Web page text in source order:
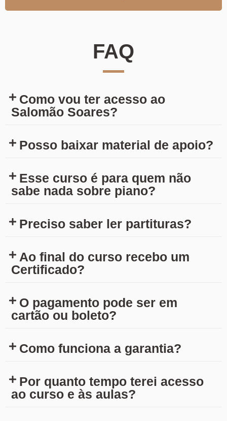
FAQ
Como vou ter acesso ao
Salomão Soares?
Posso baixar material de apoio?
Esse curso é para quem não
sabe nada sobre piano?
Preciso saber ler partituras?
Ao final do curso recebo um
Certificado?
O pagamento pode ser em
cartão ou boleto?
Como funciona a garantia?
Por quanto tempo terei acesso
ao curso e às aulas?